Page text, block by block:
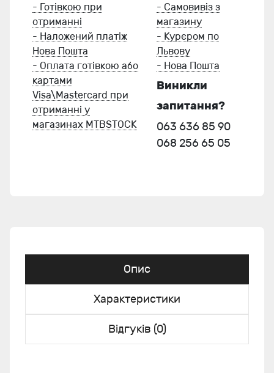
- Готівкою при
отриманні
- Наложений платіж
Нова Пошта
- Оплата готівкою або
картами
Visa\Mastercard при
отриманні у
магазинах MTBSTOCK
- Самовивіз з
магазину
- Курєром по
Львову
- Нова Пошта
Виникли
запитання?
063 636 85 90
068 256 65 05
Опис
Характеристики
Відгуків (0)